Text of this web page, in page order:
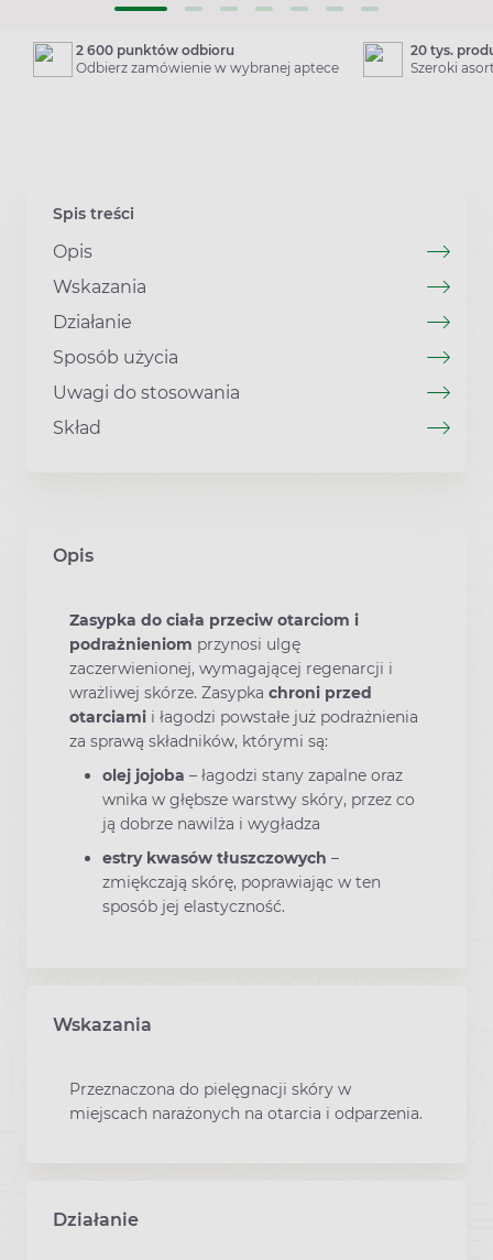
2 600 punktów odbioru
Odbierz zamówienie w wybranej aptece
20 tys.
Szeroki
Spis treści
Opis
Wskazania
Działanie
Sposób użycia
Uwagi do stosowania
Skład
Opis
Zasypka do ciała przeciw otarciom i
podrażnieniom przynosi ulgę
zaczerwienionej, wymagającej regenarcji i
wrażliwej skórze. Zasypka chroni przed
otarciami i łagodzi powstałe już podrażnienia
za sprawą składników, którymi są:
olej jojoba – łagodzi stany zapalne oraz
wnika w głębsze warstwy skóry, przez co
ją dobrze nawilża i wygładza
estry kwasów tłuszczowych –
zmiękczają skórę, poprawiając w ten
sposób jej elastyczność.
Wskazania
Przeznaczona do pielęgnacji skóry w
miejscach narażonych na otarcia i odparzenia.
Działanie